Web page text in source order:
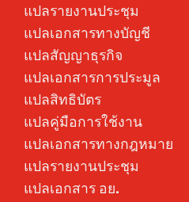
แปลรายงานประชุม
แปลเอกสารทางบัญชี
แปลสัญญาธุรกิจ
แปลเอกสารการประมูล
แปลสิทธิบัตร
แปลคู่มือการใช้งาน
แปลเอกสารทางกฎหมาย
แปลรายงานประชุม
แปลเอกสาร อย.